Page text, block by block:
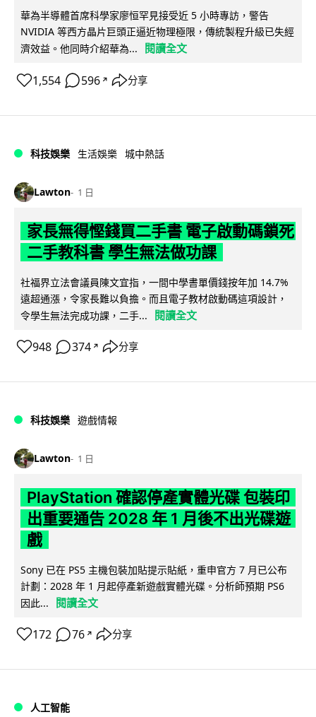
華為半導體首席科學家廖恒罕見接受近 5 小時專訪，警告
NVIDIA 等西方晶片巨頭正逼近物理極限，傳統製程升級已失經
濟效益。他同時介紹華為...
閱讀全文
1,554 596 ↗ 分享
科技娛樂 生活娛樂 城中熱話
Lawton 1 日
家長無得慳錢買二手書 電子啟動碼鎖死
二手教科書 學生無法做功課
社福界立法會議員陳文宜指，一間中學書單價錢按年加 14.7%
遠超通漲，令家長難以負擔。而且電子教材啟動碼這項設計，
令學生無法完成功課，二手...
閱讀全文
948 374 ↗ 分享
科技娛樂 遊戲情報
Lawton 1 日
PlayStation 確認停產實體光碟 包裝印
出重要通告 2028 年 1 月後不出光碟遊
戲
Sony 已在 PS5 主機包裝加貼提示貼紙，重申官方 7 月已公布
計劃：2028 年 1 月起停產新遊戲實體光碟。分析師預期 PS6
因此...
閱讀全文
172 76 ↗ 分享
人工智能